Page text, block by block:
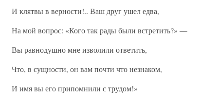
И клятвы в верности!.. Ваш друг ушел едва,
На мой вопрос: «Кого так рады были встретить?» —
Вы равнодушно мне изволили ответить,
Что, в сущности, он вам почти что незнаком,
И имя вы его припомнили с трудом!»